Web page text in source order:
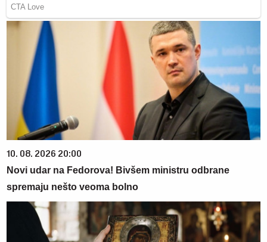
10. 08. 2026 20:00
Novi udar na Fedorova! Bivšem ministru odbrane
spremaju nešto veoma bolno